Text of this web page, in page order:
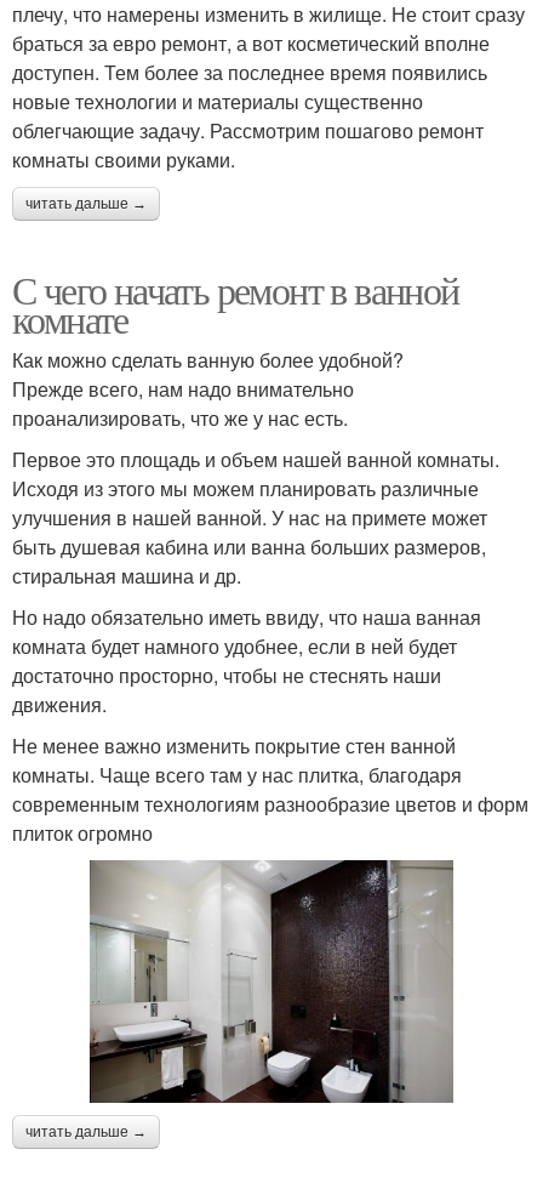
плечу, что намерены изменить в жилище. Не стоит сразу
браться за евро ремонт, а вот косметический вполне
доступен. Тем более за последнее время появились
новые технологии и материалы существенно
облегчающие задачу. Рассмотрим пошагово ремонт
комнаты своими руками.
читать дальше →
С чего начать ремонт в ванной
комнате
Как можно сделать ванную более удобной?
Прежде всего, нам надо внимательно
проанализировать, что же у нас есть.
Первое это площадь и объем нашей ванной комнаты.
Исходя из этого мы можем планировать различные
улучшения в нашей ванной. У нас на примете может
быть душевая кабина или ванна больших размеров,
стиральная машина и др.
Но надо обязательно иметь ввиду, что наша ванная
комната будет намного удобнее, если в ней будет
достаточно просторно, чтобы не стеснять наши
движения.
Не менее важно изменить покрытие стен ванной
комнаты. Чаще всего там у нас плитка, благодаря
современным технологиям разнообразие цветов и форм
плиток огромно
читать дальше →